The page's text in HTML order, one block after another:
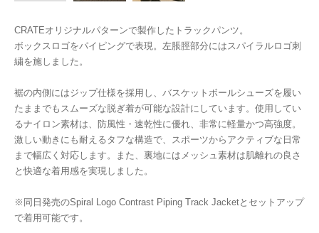
CRATEオリジナルパターンで製作したトラックパンツ。
ボックスロゴをパイピングで表現。左脹脛部分にはスパイラルロゴ刺
繍を施しました。
裾の内側にはジップ仕様を採用し、バスケットボールシューズを履い
たままでもスムーズな脱ぎ着が可能な設計にしています。使用してい
るナイロン素材は、防風性・速乾性に優れ、非常に軽量かつ高強度。
激しい動きにも耐えるタフな構造で、スポーツからアクティブな日常
まで幅広く対応します。また、裏地にはメッシュ素材は肌離れの良さ
と快適な着用感を実現しました。
※同日発売のSpiral Logo Contrast Piping Track Jacketとセットアップ
で着用可能です。